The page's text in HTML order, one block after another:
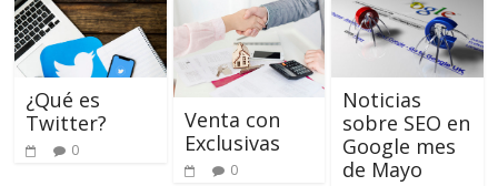
¿Qué es
Twitter?
0
Venta con
Exclusivas
0
Noticias
sobre SEO en
Google mes
de Mayo